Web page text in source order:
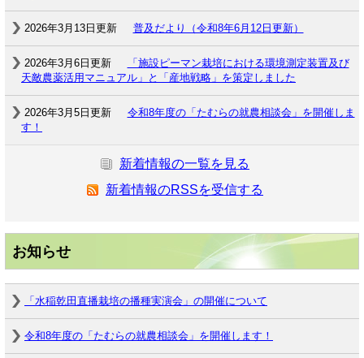
2026年3月13日更新 普及だより（令和8年6月12日更新）
2026年3月6日更新
「施設ピーマン栽培における環境測定装置及び
天敵農薬活用マニュアル」と「産地戦略」を策定しました
2026年3月5日更新
令和8年度の「たむらの就農相談会」を開催しま
す！
新着情報の一覧を見る
新着情報のRSSを受信する
お知らせ
「水稲乾田直播栽培の播種実演会」の開催について
令和8年度の「たむらの就農相談会」を開催します！